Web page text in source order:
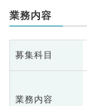
業務内容
募集科目
業務内容